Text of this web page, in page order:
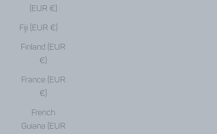
(EUR €)
Fiji (EUR €)
Finland (EUR
€)
France (EUR
€)
French
Guiana (EUR